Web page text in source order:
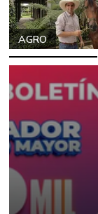
AGRO